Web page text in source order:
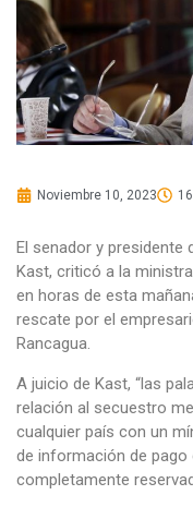
Noviembre 10, 2023
El senador y presidente
Kast, criticó a la
en horas de esta
rescate por el
Rancagua.
A juicio de Kast, “las
relación al secuestro
cualquier país con un
de información de
completamente